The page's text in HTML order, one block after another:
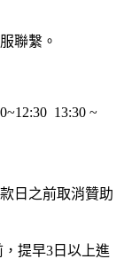
聯繫。
13:30 ~
日之前取消贊助
提早3日以上進